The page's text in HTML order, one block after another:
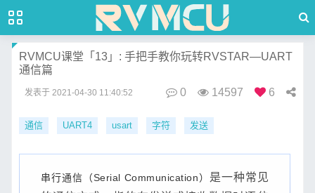
RVMCU课堂「13」: 手把手教你玩转RVSTAR—UART
通信篇
发表于 2021-04-30 11:40:52 0 14597 6
通信 UART4 usart 字符 发送
串行通信（Serial Communication） 是一种常见